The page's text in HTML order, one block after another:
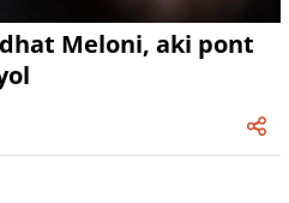
Meloni, aki pont